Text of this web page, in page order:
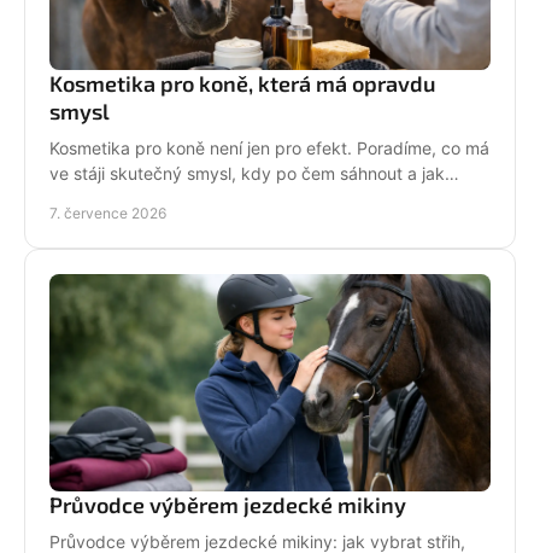
Kosmetika pro koně, která má opravdu
smysl
Kosmetika pro koně není jen pro efekt. Poradíme, co má
ve stáji skutečný smysl, kdy po čem sáhnout a jak
7. července 2026
Průvodce výběrem jezdecké mikiny
Průvodce výběrem jezdecké mikiny: jak vybrat střih,